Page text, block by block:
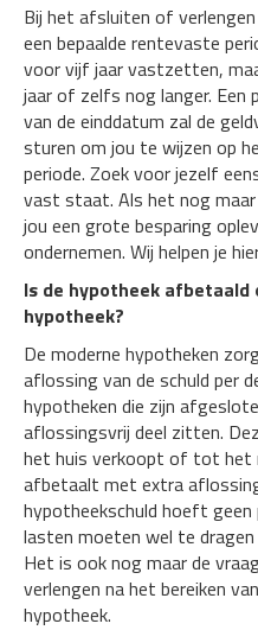
Bij het afsluiten of
een bepaalde rentevaste
voor vijf jaar vastzetten,
jaar of zelfs nog langer. Een
van de einddatum zal de
sturen om jou te wijzen op
periode. Zoek voor jezelf
vast staat. Als het nog
jou een grote besparing
ondernemen. Wij helpen je
Is de hypotheek afbetaald
hypotheek?
De moderne hypotheken
aflossing van de schuld per
hypotheken die zijn
aflossingsvrij deel zitten.
het huis verkoopt of tot het
afbetaalt met extra
hypotheekschuld hoeft geen
lasten moeten wel te
Het is ook nog maar de
verlengen na het bereiken
hypotheek.